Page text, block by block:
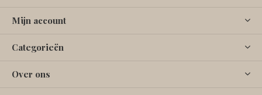
Mijn account
Categorieën
Over ons